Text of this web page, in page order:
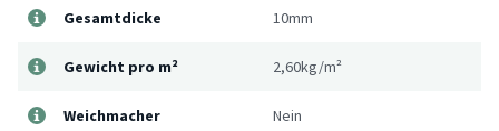
Gesamtdicke 10mm
Gewicht pro m² 2,60kg/m²
Weichmacher Nein